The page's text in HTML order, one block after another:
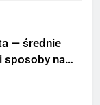
— średnie
sposoby na